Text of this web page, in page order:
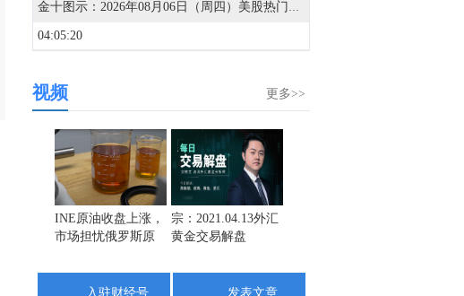
金十图示：2026年08月06日（周四）美股热门股票行情一览（美股收盘）
04:05:20
04:01:11
04:01:10
04:01:04
更多>>
视频
INE原油收盘上涨，
市场担忧俄罗斯原
宗：2021.04.13外汇
黄金交易解盘
入驻财经号 发表文章